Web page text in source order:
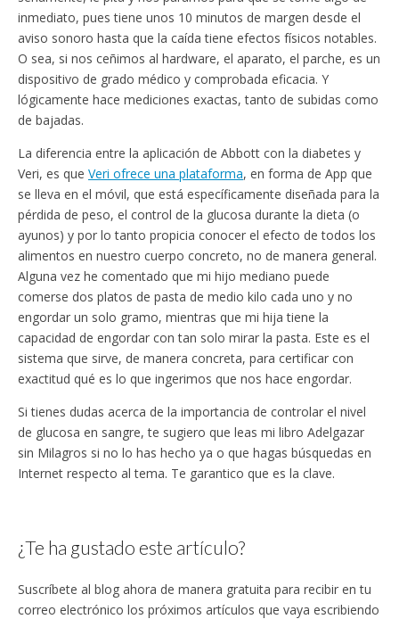
inmediato, pues tiene unos 10 minutos de margen desde el
aviso sonoro hasta que la caída tiene efectos físicos notables.
O sea, si nos ceñimos al hardware, el aparato, el parche, es un
dispositivo de grado médico y comprobada eficacia. Y
lógicamente hace mediciones exactas, tanto de subidas como
de bajadas.
La diferencia entre la aplicación de Abbott con la diabetes y
Veri, es que Veri ofrece una plataforma, en forma de App que
se lleva en el móvil, que está específicamente diseñada para la
pérdida de peso, el control de la glucosa durante la dieta (o
ayunos) y por lo tanto propicia conocer el efecto de todos los
alimentos en nuestro cuerpo concreto, no de manera general.
Alguna vez he comentado que mi hijo mediano puede
comerse dos platos de pasta de medio kilo cada uno y no
engordar un solo gramo, mientras que mi hija tiene la
capacidad de engordar con tan solo mirar la pasta. Este es el
sistema que sirve, de manera concreta, para certificar con
exactitud qué es lo que ingerimos que nos hace engordar.
Si tienes dudas acerca de la importancia de controlar el nivel
de glucosa en sangre, te sugiero que leas mi libro Adelgazar
sin Milagros si no lo has hecho ya o que hagas búsquedas en
Internet respecto al tema. Te garantico que es la clave.
¿Te ha gustado este artículo?
Suscríbete al blog ahora de manera gratuita para recibir en tu
correo electrónico los próximos artículos que vaya escribiendo